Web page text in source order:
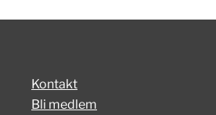
Kontakt
Bli medlem